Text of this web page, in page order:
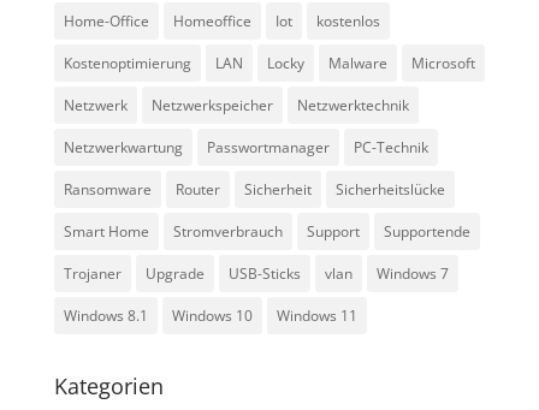
Home-Office Homeoffice Iot kostenlos
Kostenoptimierung LAN Locky Malware Microsoft
Netzwerk Netzwerkspeicher Netzwerktechnik
Netzwerkwartung Passwortmanager PC-Technik
Ransomware Router Sicherheit Sicherheitslücke
Smart Home Stromverbrauch Support Supportende
Trojaner Upgrade USB-Sticks vlan Windows 7
Windows 8.1 Windows 10 Windows 11
Kategorien